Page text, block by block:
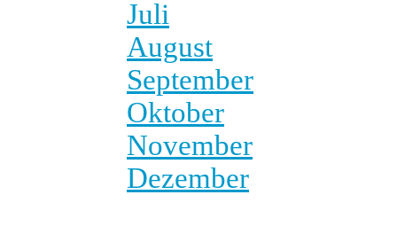
Juli
August
September
Oktober
November
Dezember